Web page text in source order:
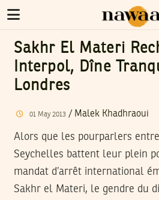
Sakhr El Materi
Interpol, Dîne
Londres
01 May 2013/ Malek Khadhraoui
Alors que les pourparlers
Seychelles battent leur plein
mandat d’arrêt international
Sakhr el Materi, le gendre du